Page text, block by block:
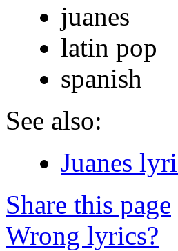
juanes
latin pop
spanish
See also:
Juanes
Share this page
Wrong lyrics?